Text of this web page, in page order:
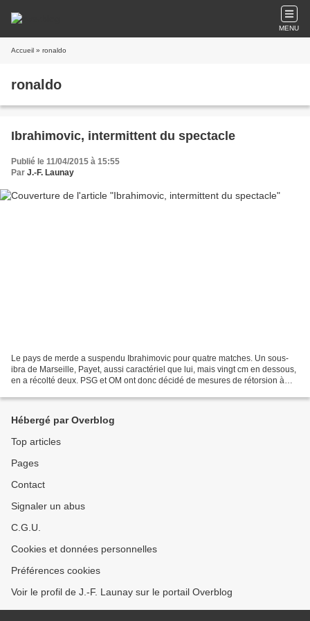
MENU
Accueil » ronaldo
ronaldo
Ibrahimovic, intermittent du spectacle
Publié le 11/04/2015 à 15:55
Par J.-F. Launay
Le pays de merde a suspendu Ibrahimovic pour quatre matches. Un sous-
ibra de Marseille, Payet, aussi caractériel que lui, mais vingt cm en dessous,
en a récolté deux. PSG et OM ont donc décidé de mesures de rétorsion à
Hébergé par Overblog
Top articles
Pages
Contact
Signaler un abus
C.G.U.
Cookies et données personnelles
Préférences cookies
Voir le profil de J.-F. Launay sur le portail Overblog